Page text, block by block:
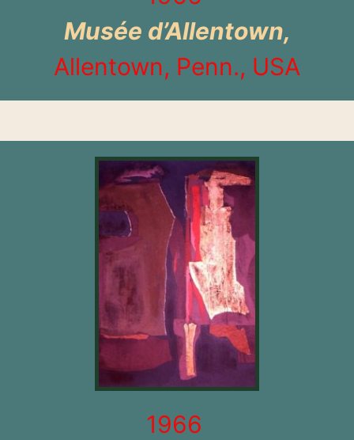
Musée d’Allentown,
Allentown, Penn., USA
1966